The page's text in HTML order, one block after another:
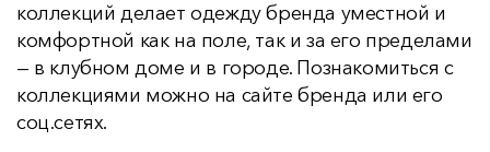
коллекций делает одежду бренда уместной и
комфортной как на поле, так и за его пределами
— в клубном доме и в городе. Познакомиться с
коллекциями можно на сайте бренда или его
соц.сетях.